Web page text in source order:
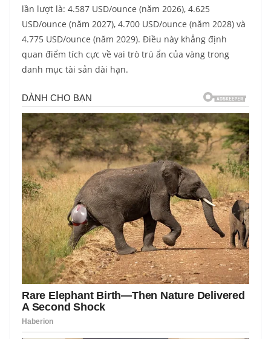
lần lượt là: 4.587 USD/ounce (năm 2026), 4.625
USD/ounce (năm 2027), 4.700 USD/ounce (năm 2028) và
4.775 USD/ounce (năm 2029). Điều này khẳng định
quan điểm tích cực về vai trò trú ẩn của vàng trong
danh mục tài sản dài hạn.